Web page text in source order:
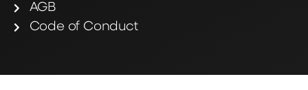
AGB
Code of Conduct